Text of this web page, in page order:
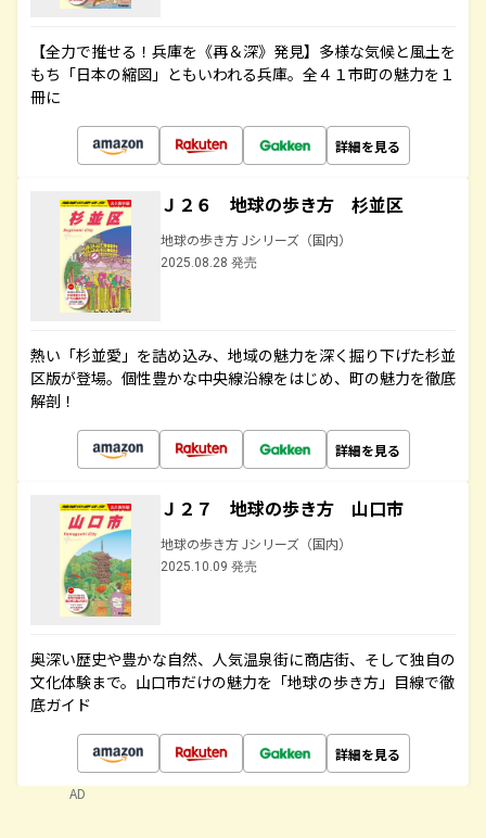
【全力で推せる！兵庫を《再＆深》発見】多様な気候と風土を
もち「日本の縮図」ともいわれる兵庫。全４１市町の魅力を１
冊に
詳細を見る
Ｊ２６ 地球の歩き方 杉並区
地球の歩き方 Jシリーズ（国内）
2025.08.28 発売
熱い「杉並愛」を詰め込み、地域の魅力を深く掘り下げた杉並
区版が登場。個性豊かな中央線沿線をはじめ、町の魅力を徹底
解剖！
詳細を見る
Ｊ２７ 地球の歩き方 山口市
地球の歩き方 Jシリーズ（国内）
2025.10.09 発売
奥深い歴史や豊かな自然、人気温泉街に商店街、そして独自の
文化体験まで。山口市だけの魅力を「地球の歩き方」目線で徹
底ガイド
詳細を見る
AD